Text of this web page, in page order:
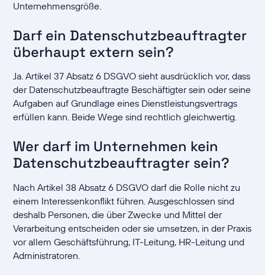
Unternehmensgröße.
Darf ein Datenschutzbeauftragter
überhaupt extern sein?
Ja. Artikel 37 Absatz 6 DSGVO sieht ausdrücklich vor, dass
der Datenschutzbeauftragte Beschäftigter sein oder seine
Aufgaben auf Grundlage eines Dienstleistungsvertrags
erfüllen kann. Beide Wege sind rechtlich gleichwertig.
Wer darf im Unternehmen kein
Datenschutzbeauftragter sein?
Nach Artikel 38 Absatz 6 DSGVO darf die Rolle nicht zu
einem Interessenkonflikt führen. Ausgeschlossen sind
deshalb Personen, die über Zwecke und Mittel der
Verarbeitung entscheiden oder sie umsetzen, in der Praxis
vor allem Geschäftsführung, IT-Leitung, HR-Leitung und
Administratoren.